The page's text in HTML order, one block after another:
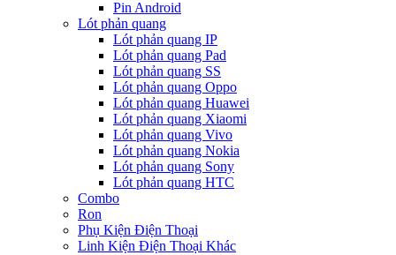
Pin Android
Lót phản quang
Lót phản quang IP
Lót phản quang Pad
Lót phản quang SS
Lót phản quang Oppo
Lót phản quang Huawei
Lót phản quang Xiaomi
Lót phản quang Vivo
Lót phản quang Nokia
Lót phản quang Sony
Lót phản quang HTC
Combo
Ron
Phụ Kiện Điện Thoại
Linh Kiện Điện Thoại Khác